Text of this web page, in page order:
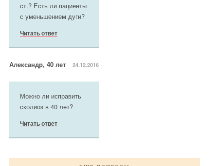
ст.? Есть ли пациенты
с уменьшением дуги?
Читать ответ
Александр, 40 лет 24.12.2016
Можно ли исправить
сколиоз в 40 лет?
Читать ответ